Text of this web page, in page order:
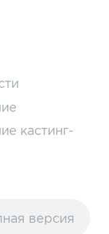
кастинг-
версия